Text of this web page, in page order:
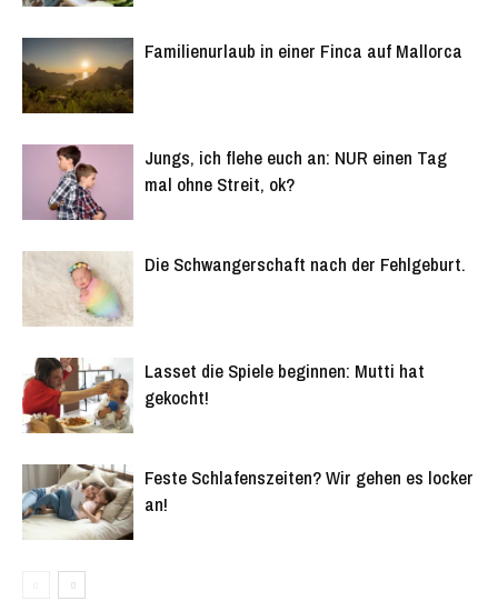
Familienurlaub in einer Finca auf Mallorca
Jungs, ich flehe euch an: NUR einen Tag
mal ohne Streit, ok?
Die Schwangerschaft nach der Fehlgeburt.
Lasset die Spiele beginnen: Mutti hat
gekocht!
Feste Schlafenszeiten? Wir gehen es locker
an!